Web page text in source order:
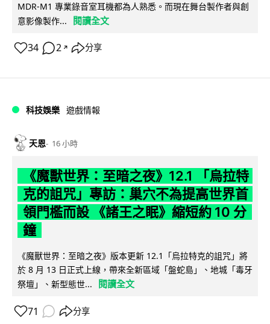
MDR-M1 專業錄音室耳機都為人熟悉。而現在舞台製作者與創
意影像製作...
閱讀全文
34 2 ↗ 分享
科技娛樂 遊戲情報
天恩 16 小時
《魔獸世界：至暗之夜》12.1 「烏拉特
克的詛咒」專訪：巢穴不為提高世界首
領門檻而設 《諸王之眠》縮短約 10 分
鐘
《魔獸世界：至暗之夜》版本更新 12.1「烏拉特克的詛咒」將
於 8 月 13 日正式上線，帶來全新區域「盤蛇島」、地城「毒牙
祭壇」、新型態世...
閱讀全文
71 分享